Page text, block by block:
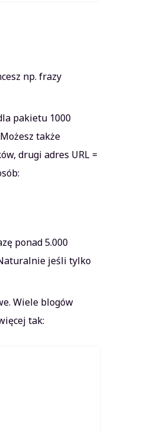
np. frazy
pakietu 1000
także
drugi adres URL =
ponad 5.000
jeśli tylko
Wiele blogów
tak: